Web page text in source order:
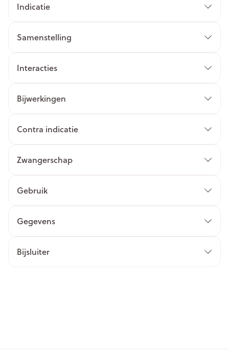
Indicatie
Samenstelling
Interacties
Bijwerkingen
Contra indicatie
Zwangerschap
Gebruik
Gegevens
Bijsluiter